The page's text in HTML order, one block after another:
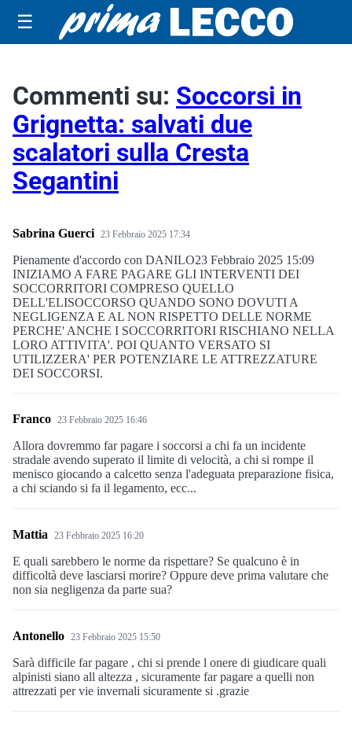
☰
Commenti su: Soccorsi in
Grignetta: salvati due
scalatori sulla Cresta
Segantini
Sabrina Guerci 23 Febbraio 2025 17:34
Pienamente d'accordo con DANILO23 Febbraio 2025 15:09
INIZIAMO A FARE PAGARE GLI INTERVENTI DEI
SOCCORRITORI COMPRESO QUELLO
DELL'ELISOCCORSO QUANDO SONO DOVUTI A
NEGLIGENZA E AL NON RISPETTO DELLE NORME
PERCHE' ANCHE I SOCCORRITORI RISCHIANO NELLA
LORO ATTIVITA'. POI QUANTO VERSATO SI
UTILIZZERA' PER POTENZIARE LE ATTREZZATURE
DEI SOCCORSI.
Franco 23 Febbraio 2025 16:46
Allora dovremmo far pagare i soccorsi a chi fa un incidente
stradale avendo superato il limite di velocità, a chi si rompe il
menisco giocando a calcetto senza l'adeguata preparazione fisica,
a chi sciando si fa il legamento, ecc...
Mattia 23 Febbraio 2025 16:20
E quali sarebbero le norme da rispettare? Se qualcuno è in
difficoltà deve lasciarsi morire? Oppure deve prima valutare che
non sia negligenza da parte sua?
Antonello 23 Febbraio 2025 15:50
Sarà difficile far pagare , chi si prende l onere di giudicare quali
alpinisti siano all altezza , sicuramente far pagare a quelli non
attrezzati per vie invernali sicuramente si .grazie